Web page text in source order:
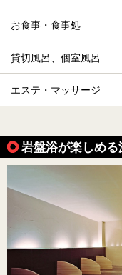
お食事・食事処
貸切風呂、個室風呂
エステ・マッサージ
岩盤浴が楽しめる